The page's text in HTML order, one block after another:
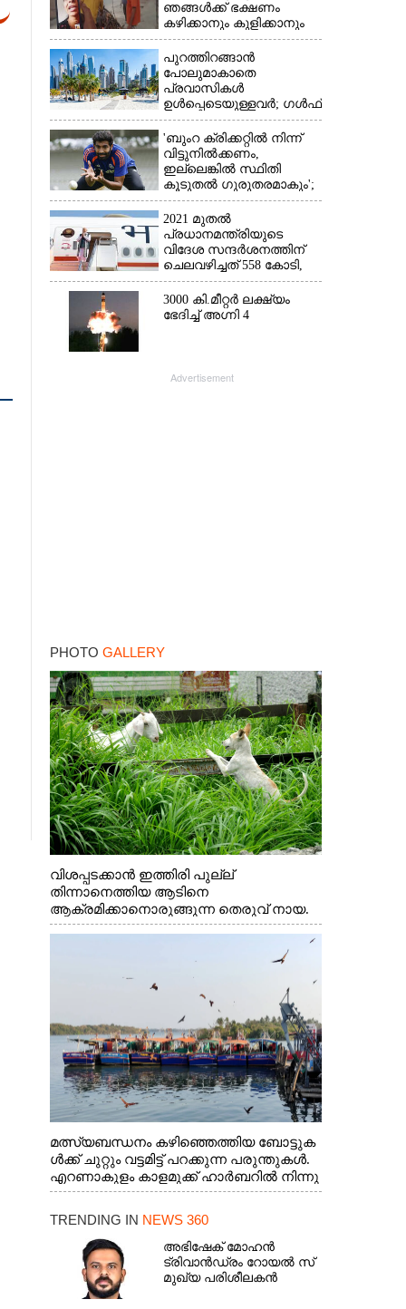
ഞങ്ങൾക്ക് ഭക്ഷണം
കഴിക്കാനും കുളിക്കാനും
ഉള്ളതാണ്': അച്ഛന്റെ
സംസ്കാരചടങ്ങിനിടെ
മക്കൾ
പുറത്തിറങ്ങാൻ
പോലുമാകാതെ
പ്രവാസികൾ
ഉൾപ്പെടെയുള്ളവർ; ഗൾഫ്
രാജ്യത്ത് സ്ഥിതി രൂക്ഷം
'ബുംറ ക്രിക്കറ്റിൽ നിന്ന്
വിട്ടുനിൽക്കണം,
ഇല്ലെങ്കിൽ സ്ഥിതി
കൂടുതൽ ഗുരുതരമാകും';
മുന്നറിയിപ്പുമായി മുൻ
താരം
2021 മുതൽ
പ്രധാനമന്ത്രിയുടെ
വിദേശ സന്ദർശനത്തിന്
ചെലവഴിച്ചത് 558 കോടി,
രാജ്യത്തെത്തിയത് 381.8
ബില്യൺ ഡോളറിന്റെ
നിക്ഷേപം
3000 കി.മീറ്റർ ലക്ഷ്യം
ഭേദിച്ച് അഗ്നി 4
Advertisement
PHOTO GALLERY
വിശപ്പടക്കാൻ ഇത്തിരി പുല്ല്
തിന്നാനെത്തിയ ആടിനെ
ആക്രമിക്കാനൊരുങ്ങുന്ന തെരുവ് നായ.
എറണാകുളം വാത്തുരുത്തിയിൽ നിന്നുള്ള
മത്സ്യബന്ധനം കഴിഞ്ഞെത്തിയ ബോട്ടുക
ൾക്ക് ചുറ്റും വട്ടമിട്ട് പറക്കുന്ന പരുന്തുകൾ.
എറണാകുളം കാളമുക്ക് ഹാർബറിൽ നിന്നു
ള്ള കാഴ്ച
TRENDING IN NEWS 360
അഭിഷേക് മോഹൻ
ട്രിവാൻഡ്രം റോയൽ സ്
മുഖ്യ പരിശീലകൻ